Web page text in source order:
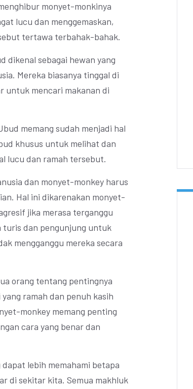
monyet-monkinya
lucu dan menggemaskan,
tertawa terbahak-bahak.
dikenal sebagai hewan yang
Mereka biasanya tinggal di
untuk mencari makanan di
memang sudah menjadi hal
khusus untuk melihat dan
lucu dan ramah tersebut.
dan monyet-monkey harus
Hal ini dikarenakan monyet-
jika merasa terganggu
turis dan pengunjung untuk
mengganggu mereka secara
orang tentang pentingnya
ramah dan penuh kasih
monkey memang penting
cara yang benar dan
lebih memahami betapa
di sekitar kita. Semua makhluk